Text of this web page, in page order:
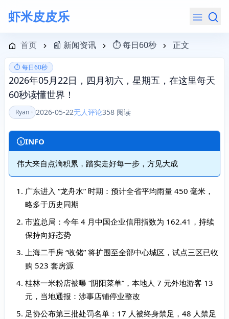
虾米皮皮乐
航菜单
首页 📰 新闻资讯 ⏱️ 每日60秒 正文
⏱️ 每日60秒
2026年05月22日，四月初六，星期五，在这里每天
60秒读懂世界！
Ryan 2026-05-22无人评论358 阅读
INFO
伟大来自点滴积累，踏实走好每一步，方见大成
广东进入 “龙舟水” 时期：预计全省平均雨量 450 毫米，
略多于历史同期
市监总局：今年 4 月中国企业信用指数为 162.41，持续
保持向好态势
上海二手房 “收储” 将扩围至全部中心城区，试点三区已收
购 523 套房源
桂林一米粉店被曝 “阴阳菜单”，本地人 7 元外地游客 13
元，当地通报：涉事店铺停业整改
足协公布第三批处罚名单：17 人被终身禁足，48 人禁足